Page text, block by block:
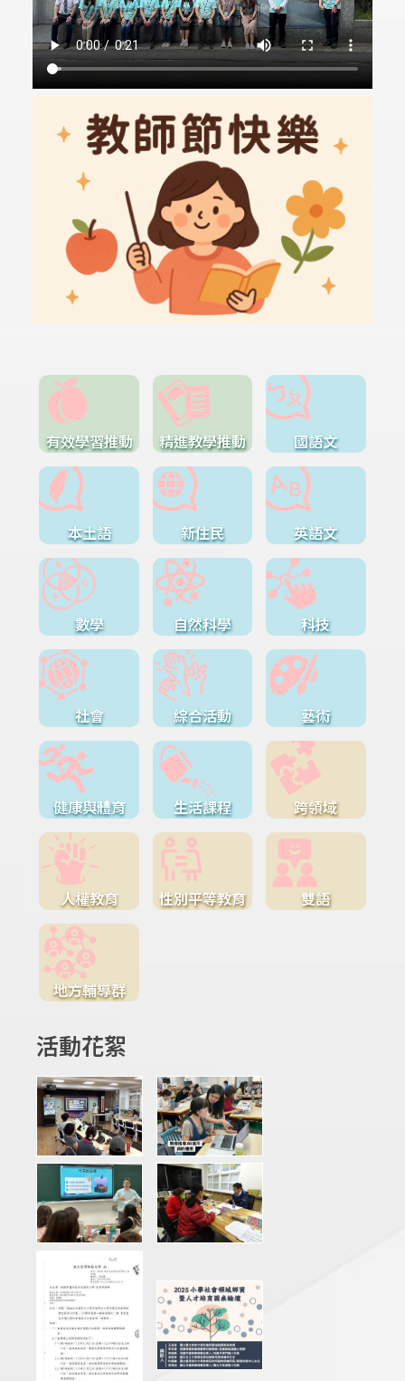
有效學習推動 精進教學推動 國語文
本土語 新住民 英語文
數學 自然科學 科技
社會 綜合活動 藝術
健康與體育 生活課程 跨領域
人權教育 性別平等教育 雙語
地方輔導群
活動花絮